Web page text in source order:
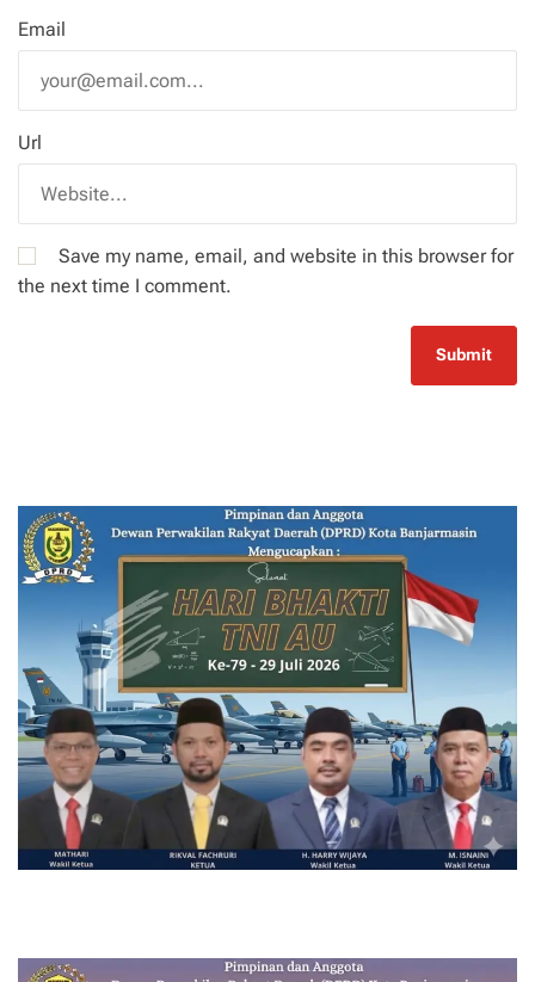
Email
Url
Save my name, email, and website in this browser for
the next time I comment.